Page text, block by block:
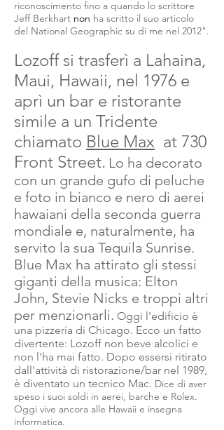
riconoscimento fino a quando lo scrittore
Jeff Berkhart non ha scritto il suo articolo
del National Geographic su di me nel 2012".
Lozoff si trasferì a Lahaina,
Maui, Hawaii, nel 1976 e
aprì un bar e ristorante
simile a un Tridente
chiamato Blue Max at 730
Front Street. Lo ha decorato
con un grande gufo di peluche
e foto in bianco e nero di aerei
hawaiani della seconda guerra
mondiale e, naturalmente, ha
servito la sua Tequila Sunrise.
Blue Max ha attirato gli stessi
giganti della musica: Elton
John, Stevie Nicks e troppi altri
per menzionarli. Oggi l'edificio è
una pizzeria di Chicago. Ecco un fatto
divertente: Lozoff non beve alcolici e
non l'ha mai fatto. Dopo essersi ritirato
dall'attività di ristorazione/bar nel 1989,
è diventato un tecnico Mac. Dice di aver
speso i suoi soldi in aerei, barche e Rolex.
Oggi vive ancora alle Hawaii e insegna
informatica.